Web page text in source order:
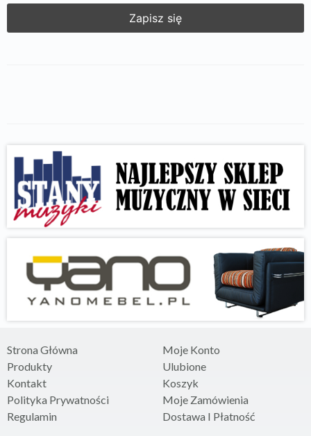
Strona Główna
Produkty
Kontakt
Polityka Prywatności
Regulamin
Moje Konto
Ulubione
Koszyk
Moje Zamówienia
Dostawa I Płatność